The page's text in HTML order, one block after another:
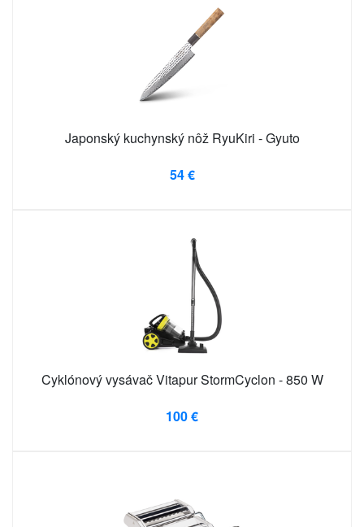
Japonský kuchynský nôž RyuKiri - Gyuto
54 €
Cyklónový vysávač Vitapur StormCyclon - 850 W
100 €